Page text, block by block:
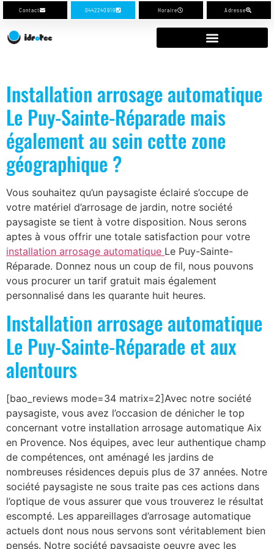
Contact 0442240919 Horaire Adresse
Installation arrosage automatique
Le Puy-Sainte-Réparade mais
également au sein cette zone
géographique ?
Vous souhaitez qu’un paysagiste éclairé s’occupe de
votre matériel d’arrosage de jardin, notre société
paysagiste se tient à votre disposition. Nous serons
aptes à vous offrir une totale satisfaction pour votre
installation arrosage automatique Le Puy-Sainte-
Réparade. Donnez nous un coup de fil, nous pouvons
vous procurer un tarif gratuit mais également
personnalisé dans les quarante huit heures.
Installation arrosage automatique
Le Puy-Sainte-Réparade et aux
alentours
[bao_reviews mode=34 matrix=2]Avec notre société
paysagiste, vous avez l’occasion de dénicher le top
concernant votre installation arrosage automatique Aix
en Provence. Nos équipes, avec leur authentique champ
de compétences, ont aménagé les jardins de
nombreuses résidences depuis plus de 37 années. Notre
société paysagiste ne sous traite pas ces actions dans
l’optique de vous assurer que vous trouverez le résultat
escompté. Les appareillages d’arrosage automatique
actuels dont nous nous servons sont véritablement bien
pensés. Notre société paysagiste oeuvre avec les